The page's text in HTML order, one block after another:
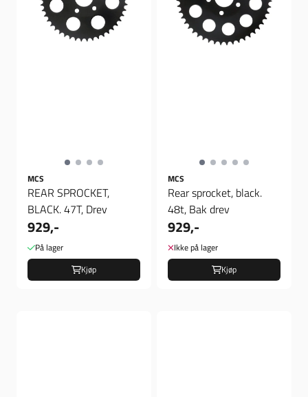
MCS
REAR SPROCKET,
BLACK. 47T, Drev
929,-
På lager
Kjøp
MCS
Rear sprocket, black.
48t, Bak drev
929,-
Ikke på lager
Kjøp